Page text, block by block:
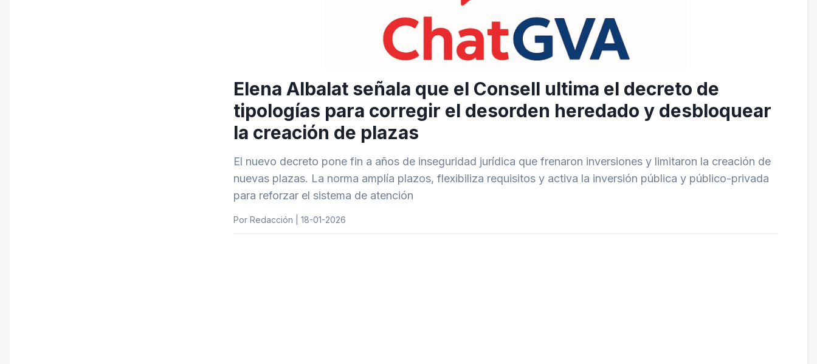
Elena Albalat señala que el Consell ultima el decreto de
tipologías para corregir el desorden heredado y desbloquear
la creación de plazas
El nuevo decreto pone fin a años de inseguridad jurídica que frenaron inversiones y limitaron la creación de
nuevas plazas. La norma amplía plazos, flexibiliza requisitos y activa la inversión pública y público-privada
para reforzar el sistema de atención
Por Redacción | 18-01-2026